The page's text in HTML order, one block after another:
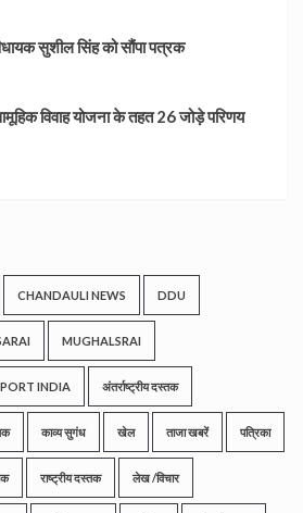
सुशील सिंह को सौंपा पत्रक
विवाह योजना के तहत 26 जोड़े परिणय
CHANDAULI NEWS DDU
MUGHALSRAI
INDIA अंतर्राष्ट्रीय दस्तक
काव्य सुगंध खेल ताजा खबरें पत्रिका
राष्ट्रीय दस्तक लेख /विचार